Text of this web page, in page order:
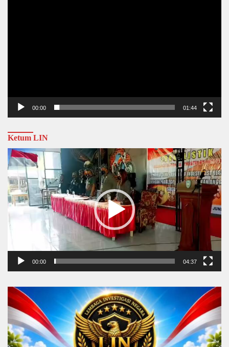
00:00 01:44
Ketum LIN
Video
Player
00:00 04:37